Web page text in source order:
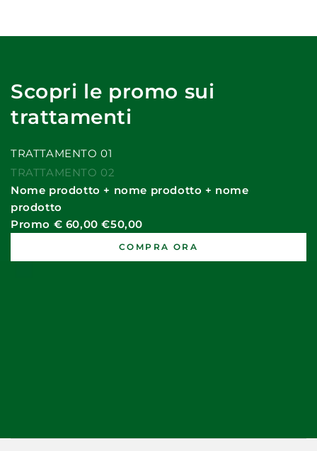
Scopri le promo sui
trattamenti
TRATTAMENTO 01
TRATTAMENTO 02
Nome prodotto + nome prodotto + nome
prodotto
Promo € 60,00 €50,00
COMPRA ORA